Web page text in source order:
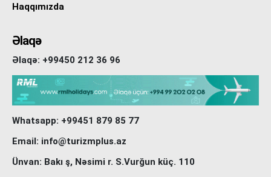
Haqqımızda
Əlaqə
Əlaqə: +99450 212 36 96
Whatsapp: +99451 879 85 77
Email: info@turizmplus.az
Ünvan: Bakı ş, Nəsimi r. S.Vurğun küç. 110